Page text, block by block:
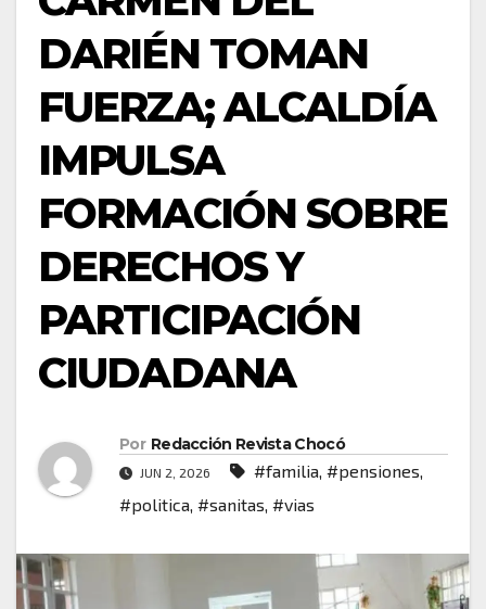
DARIÉN TOMAN
FUERZA; ALCALDÍA
IMPULSA
FORMACIÓN SOBRE
DERECHOS Y
PARTICIPACIÓN
CIUDADANA
Por Redacción Revista Chocó
JUN 2, 2026 #familia, #pensiones,
#politica, #sanitas, #vias